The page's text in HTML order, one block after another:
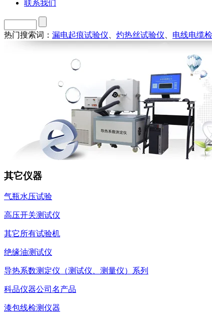
联系我们
热门搜索词： 漏电起痕试验仪 灼热丝试验仪 电线电缆
其它仪器
气瓶水压试验
高压开关测试仪
其它所有试验机
绝缘油测试仪
导热系数测定仪（测试仪、测量仪）系列
科品仪器公司名产品
漆包线检测仪器